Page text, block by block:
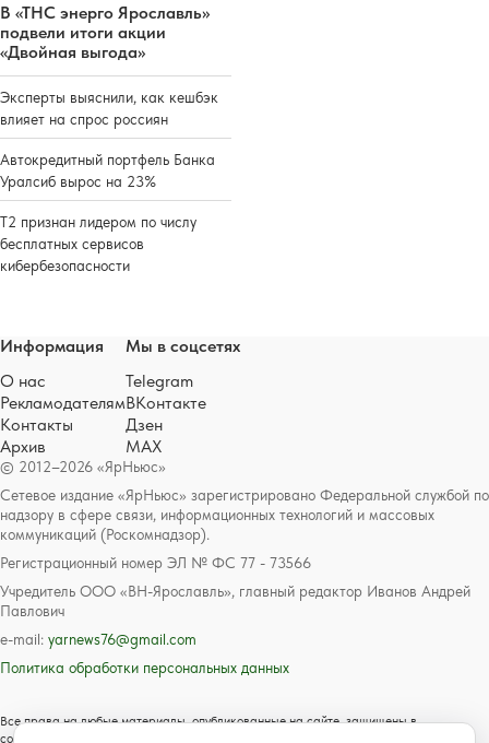
В «ТНС энерго Ярославль»
подвели итоги акции
«Двойная выгода»
Эксперты выяснили, как кешбэк
влияет на спрос россиян
Автокредитный портфель Банка
Уралсиб вырос на 23%
Т2 признан лидером по числу
бесплатных сервисов
кибербезопасности
© 2012–2026 «ЯрНьюс»
Сетевое издание «ЯрНьюс» зарегистрировано Федеральной службой по
надзору в сфере связи, информационных технологий и массовых
коммуникаций (Роскомнадзор).
Регистрационный номер ЭЛ № ФС 77 - 73566
Учредитель ООО «ВН-Ярославль», главный редактор Иванов Андрей
Павлович
e-mail: yarnews76@gmail.com
Политика обработки персональных данных
Все права на любые материалы, опубликованные на сайте, защищены в
соответствии с российским и международным законодательством об авторском
Информация
О нас
Рекламодателям
Контакты
Архив
Мы в соцсетях
Telegram
ВКонтакте
Дзен
MAX